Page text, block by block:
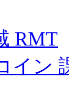
RMT
イン